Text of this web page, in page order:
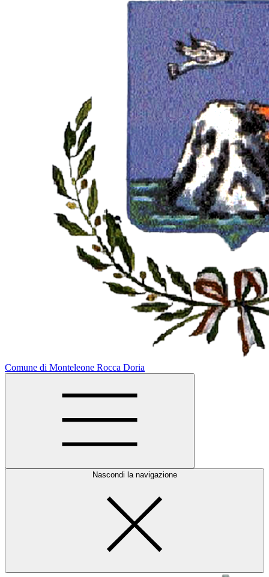
Comune di Monteleone Rocca Doria
Nascondi la navigazione